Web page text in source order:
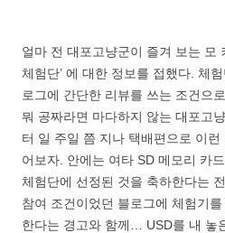
얼마 전 대포고냥군이 즐겨 보는 모
체험단’ 에 대한 정보를 접했다. 체
로그에 간단한 리뷰를 쓰는 조건으
뭐 공짜라면 마다하지 않는 대포고
터 일 주일 쯤 지나 택배편으로 이
어보자. 안에는 여타 SD 메모리 카
체험단에 선정된 것을 축하한다는
참여 조건이었던 블로그에 체험기
한다는 경고와 함께… USD를 내 놓